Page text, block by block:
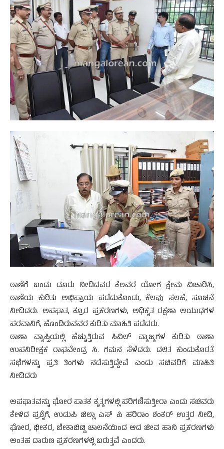
ಠಾಣೆಗೆ ಬಂದು ದೂರು ನೀಡಿದವರ ಕೆಲವರ ಯೋಗ ಕ್ಷೇಮ ವಿಚಾರಿಸಿ,
ಠಾಣೆಯ ಕುರಿತು ಅಭಿಪ್ರಾಯ ಪಡೆದುಕೊಂಡು, ಕೆಲವು ಸಲಹೆ, ಸೂಚನೆ
ನೀಡಿದರು. ಅಪಘಾತ, ಕ್ರೂರ ಪ್ರಕರಣಗಳು, ಅಧಿಕೃತ ರಕ್ಷಣಾ ಆಯುಧಗಳ
ಪರವಾನಿಗೆ, ಹೊಂದಿರುವವರ ಕುರಿತು ಮಾಹಿತಿ ಪಡೆದರು.
ಠಾಣಾ ವ್ಯಾಪ್ತಿಯಲ್ಲಿ ಹೆಚ್ಚುತ್ತಿರುವ ಸಿವಿಲ್ ವ್ಯಾಜ್ಯಗಳ ಕುರಿತು ಠಾಣಾ
ಉಪನಿರೀಕ್ಷಕ ರಾಘವೇಂದ್ರ ಸಿ. ಗಮನ ಸೆಳೆದರು. ದಲಿತ ಕುಂದುಕೊರತೆ
ಸಭೆಗಳನ್ನು ಪ್ರತಿ ತಿಂಗಳು ನಡೆಸುತ್ತಿದ್ದೇವೆ ಎಂದು ಸಚಿವರಿಗೆ ಮಾಹಿತಿ
ನೀಡಿದರು
ಅಪಘಾತವನ್ನು ಘೋರ ಪಾತಕ ಕೃತ್ಯಗಳಲ್ಲಿ ಪರಿಗಣಿಸುತ್ತೀರಾ ಎಂದು ಸಚಿವರು
ಕೇಳಿದ ಪ್ರಶ್ನೆಗೆ, ಉಡುಪಿ ಜಿಲ್ಲಾ ಎಸ್ ಪಿ ಹರಿರಾಂ ಶಂಕರ್ ಉತ್ತರ ನೀಡಿ,
ಘೋರ, ಭೀಕರ, ಬೇಕಾಬಿಟ್ಟಿ ಚಾಲನೆಯಿಂದ ಆದ ಜೀವ ಹಾನಿ ಪ್ರಕರಣಗಳು
ಅಂತಹ ದಾರುಣ ಪ್ರಕರಣಗಳಲ್ಲಿ ಬರುತ್ತವೆ ಎಂದರು.